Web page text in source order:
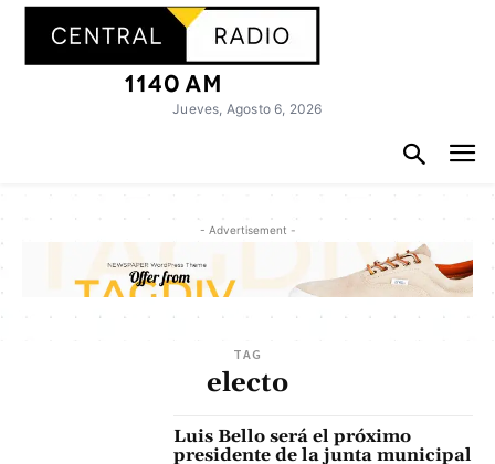
Jueves, Agosto 6, 2026
- Advertisement -
TAG
electo
Luis Bello será el próximo
presidente de la junta municipal